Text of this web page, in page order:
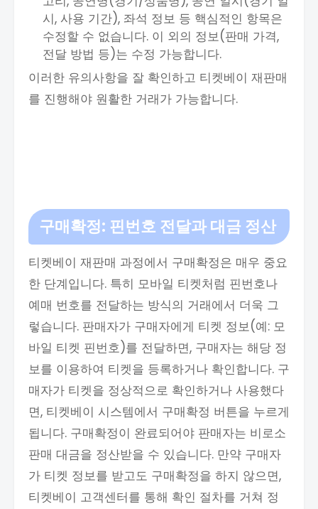
시, 사용 기간), 좌석 정보 등 핵심적인 항목은
수정할 수 없습니다. 이 외의 정보(판매 가격,
전달 방법 등)는 수정 가능합니다.
이러한 유의사항을 잘 확인하고 티켓베이 재판매
를 진행해야 원활한 거래가 가능합니다.
구매확정: 핀번호 전달과 대금 정산
티켓베이 재판매 과정에서 구매확정은 매우 중요
한 단계입니다. 특히 모바일 티켓처럼 핀번호나
예매 번호를 전달하는 방식의 거래에서 더욱 그
렇습니다. 판매자가 구매자에게 티켓 정보(예: 모
바일 티켓 핀번호)를 전달하면, 구매자는 해당 정
보를 이용하여 티켓을 등록하거나 확인합니다. 구
매자가 티켓을 정상적으로 확인하거나 사용했다
면, 티켓베이 시스템에서 구매확정 버튼을 누르게
됩니다. 구매확정이 완료되어야 판매자는 비로소
판매 대금을 정산받을 수 있습니다. 만약 구매자
가 티켓 정보를 받고도 구매확정을 하지 않으면,
티켓베이 고객센터를 통해 확인 절차를 거쳐 정